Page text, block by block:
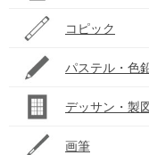
コピック
パステル・色
デッサン・製
画筆